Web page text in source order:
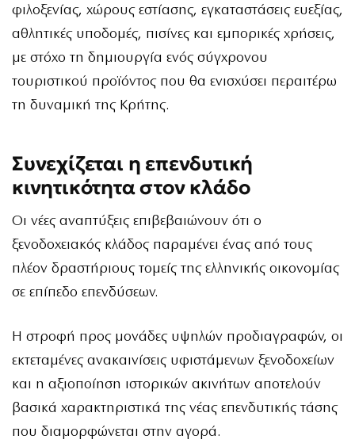
φιλοξενίας, χώρους εστίασης, εγκαταστάσεις ευεξίας,
αθλητικές υποδομές, πισίνες και εμπορικές χρήσεις,
με στόχο τη δημιουργία ενός σύγχρονου
τουριστικού προϊόντος που θα ενισχύσει περαιτέρω
τη δυναμική της Κρήτης.
Συνεχίζεται η επενδυτική
κινητικότητα στον κλάδο
Οι νέες αναπτύξεις επιβεβαιώνουν ότι ο
ξενοδοχειακός κλάδος παραμένει ένας από τους
πλέον δραστήριους τομείς της ελληνικής οικονομίας
σε επίπεδο επενδύσεων.
Η στροφή προς μονάδες υψηλών προδιαγραφών, οι
εκτεταμένες ανακαινίσεις υφιστάμενων ξενοδοχείων
και η αξιοποίηση ιστορικών ακινήτων αποτελούν
βασικά χαρακτηριστικά της νέας επενδυτικής τάσης
που διαμορφώνεται στην αγορά.